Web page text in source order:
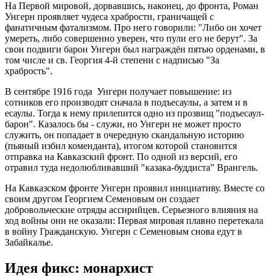
На Первой мировой, дорвавшись, наконец, до фронта, Роман
Унгерн проявляет чудеса храбрости, граничащей с
фанатичным фатализмом. Про него говорили: "Либо он хочет
умереть, либо совершенно уверен, что пули его не берут". За
свои подвиги барон Унгерн был награждён пятью орденами, в
том числе и св. Георгия 4-й степени с надписью "За
храбрость".
В сентябре 1916 года Унгерн получает повышение: из
сотников его производят сначала в подъесаулы, а затем и в
есаулы. Тогда к нему прилепится одно из прозвищ "подъесаул-
барон". Казалось бы - служи, но Унгерн не может просто
служить, он попадает в очередную скандальную историю
(пьяный избил коменданта), итогом которой становится
отправка на Кавказский фронт. По одной из версий, его
отравил туда недолюбливавший "казака-буддиста" Врангель.
На Кавказском фронте Унгерн проявил инициативу. Вместе со
своим другом Георгием Семеновым он создает
добровольческие отряды ассирийцев. Серьезного влияния на
ход войны они не оказали: Первая мировая плавно перетекала
в войну Гражданскую. Унгерн с Семеновым снова едут в
Забайкалье.
Идея фикс: монархист